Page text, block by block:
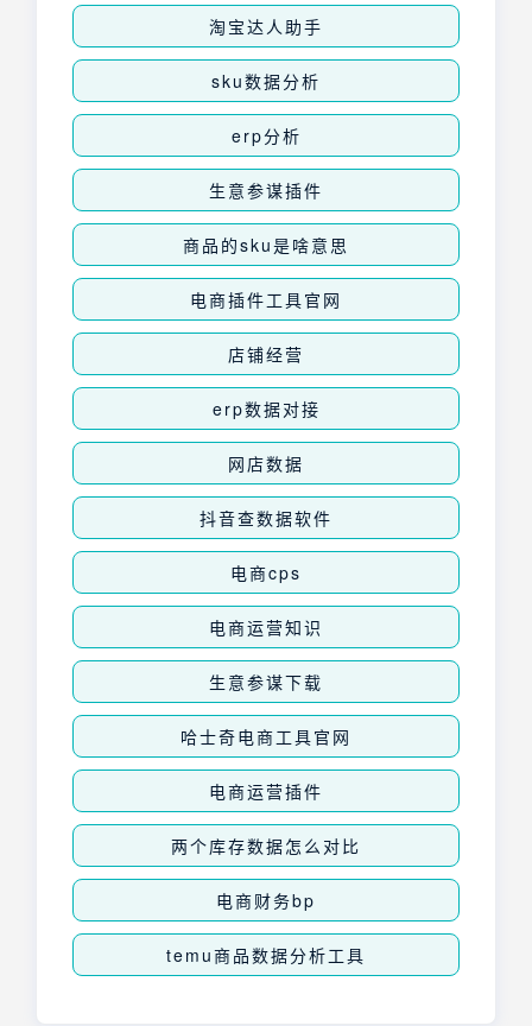
淘宝达人助手
sku数据分析
erp分析
生意参谋插件
商品的sku是啥意思
电商插件工具官网
店铺经营
erp数据对接
网店数据
抖音查数据软件
电商cps
电商运营知识
生意参谋下载
哈士奇电商工具官网
电商运营插件
两个库存数据怎么对比
电商财务bp
temu商品数据分析工具